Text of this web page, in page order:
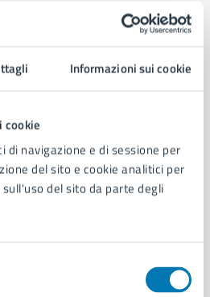
Informazioni sui cookie
cookie
di navigazione e di sessione per
del sito e cookie analitici per
del sito da parte degli